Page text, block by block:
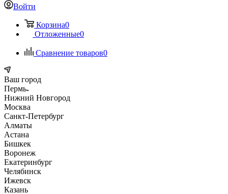
Войти
Корзина0
Отложенные0
Сравнение товаров0
Ваш город
Пермь
Нижний Новгород
Москва
Санкт-Петербург
Алматы
Астана
Бишкек
Воронеж
Екатеринбург
Челябинск
Ижевск
Казань